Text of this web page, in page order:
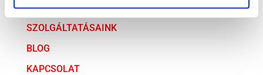
AZ ÜGYVÉDI TÁRSULÁS
SZOLGÁLTATÁSAINK
BLOG
KAPCSOLAT